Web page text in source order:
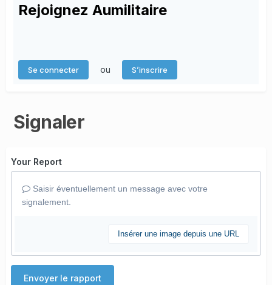
Rejoignez Aumilitaire
Se connecter ou S’inscrire
Signaler
Your Report
Saisir éventuellement un message avec votre
signalement.
Insérer une image depuis une URL
Envoyer le rapport